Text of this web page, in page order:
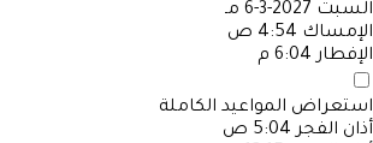
السبت 2027-3-6 مـ
الإمساك 4:54 ص
الإفطار 6:04 م
استعراض المواعيد الكاملة
أذان الفجر 5:04 ص